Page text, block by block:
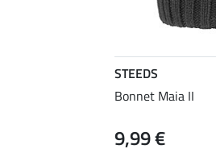
STEEDS
Bonnet Maia II
9,99 €